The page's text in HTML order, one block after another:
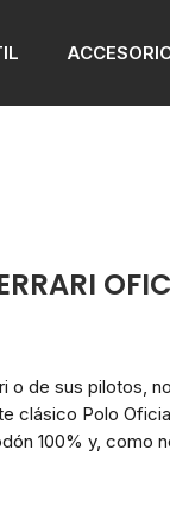
o de sus pilotos,
clásico Polo
100% y, como